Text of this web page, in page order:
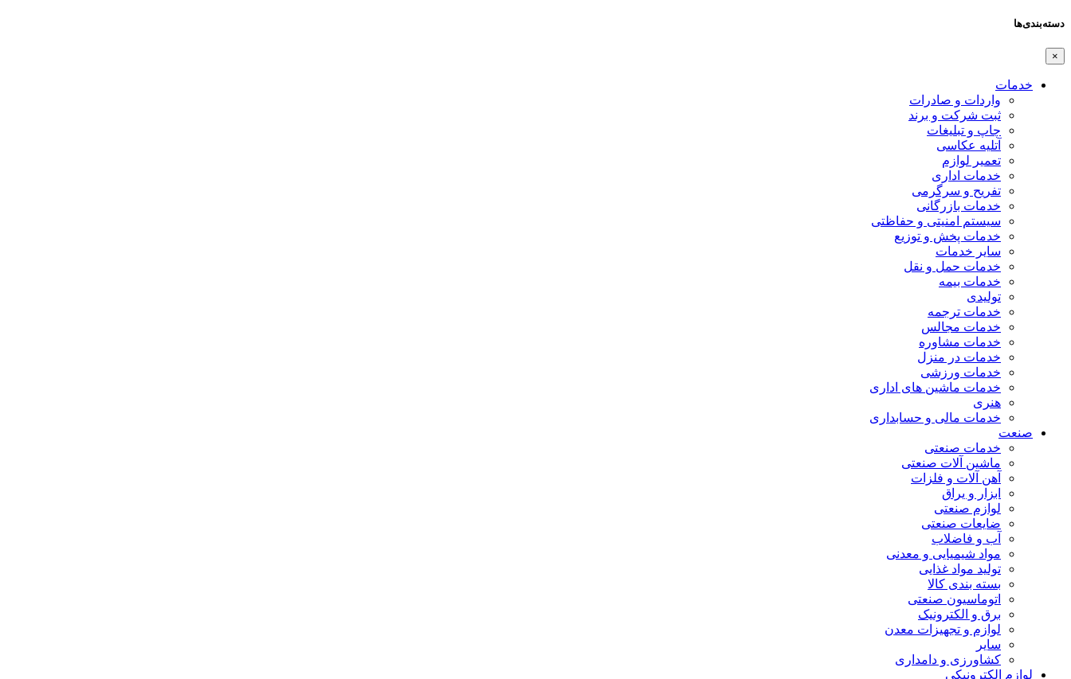
دسته‌بندی‌ها
×
خدمات
واردات و صادرات
ثبت شرکت و برند
چاپ و تبلیغات
آتلیه عکاسی
تعمیر لوازم
خدمات اداری
تفریح و سرگرمی
خدمات بازرگانی
سیستم امنیتی و حفاظتی
خدمات پخش و توزیع
سایر خدمات
خدمات حمل و نقل
خدمات بیمه
تولیدی
خدمات ترجمه
خدمات مجالس
خدمات مشاوره
خدمات در منزل
خدمات ورزشی
خدمات ماشین های اداری
هنری
خدمات مالی و حسابداری
صنعت
خدمات صنعتی
ماشین آلات صنعتی
آهن آلات و فلزات
ابزار و یراق
لوازم صنعتی
ضایعات صنعتی
آب و فاضلاب
مواد شیمیایی و معدنی
تولید مواد غذایی
بسته بندی کالا
اتوماسیون صنعتی
برق و الکترونیک
لوازم و تجهیزات معدن
سایر
کشاورزی و دامداری
لوازم الکترونیکی